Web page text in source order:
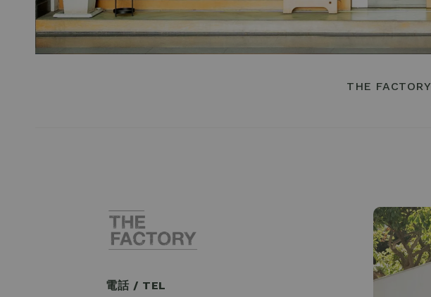
THE FACTORY
電話 / TEL